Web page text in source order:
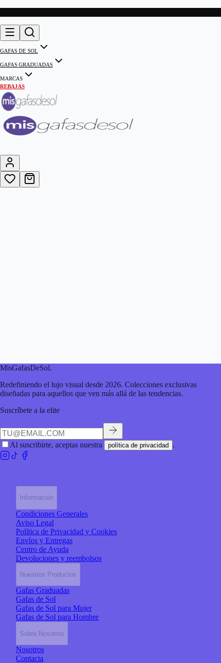
GAFAS DE SOL
GAFAS GRADUADAS
MARCAS
REBAJAS
MisGafasDeSol.
Redefiniendo el lujo visual desde 2026. Colecciones exclusivas
diseñadas para aquellos que ven más allá de las tendencias.
Suscríbete a la elite
Al suscribirte, aceptas nuestra política de privacidad .
Información
Condiciones Generales
Aviso Legal
Política de Privacidad y Cookies
Envíos y Entregas
Centro de Ayuda
Devoluciones y reembolsos
Nuestros Productos
Gafas Graduadas
Gafas de Sol
Gafas de Sol para Mujer
Gafas de Sol para Hombre
Sobre Nosotros
Nosotros
Contacta